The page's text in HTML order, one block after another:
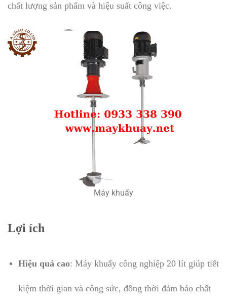
chất lượng sản phẩm và hiệu suất công việc.
Máy khuấy
Lợi ích
Hiệu quả cao: Máy khuấy công nghiệp 20 lít giúp tiết
kiệm thời gian và công sức, đồng thời đảm bảo chất